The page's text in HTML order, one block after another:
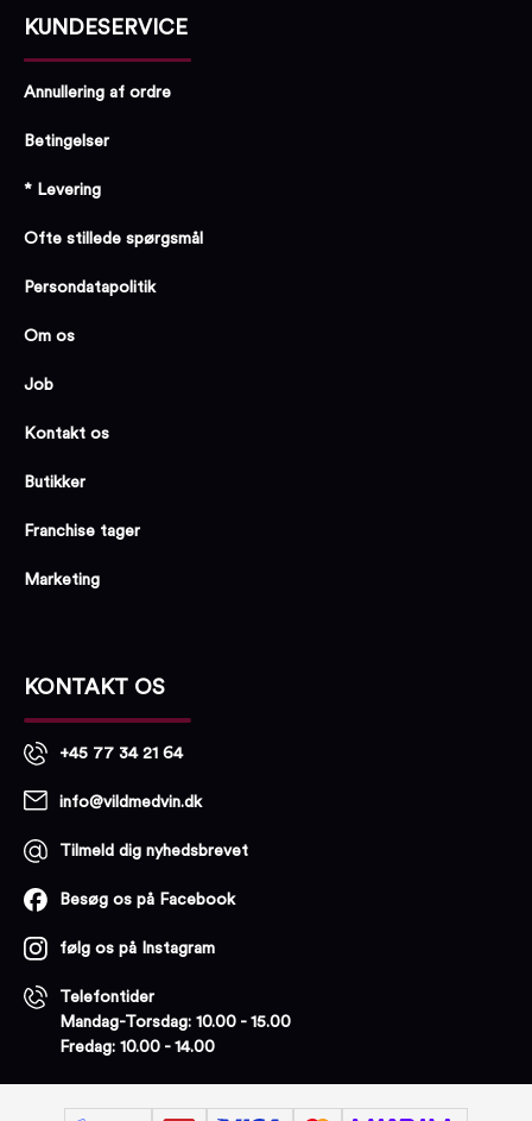
KUNDESERVICE
Annullering af ordre
Betingelser
* Levering
Ofte stillede spørgsmål
Persondatapolitik
Om os
Job
Kontakt os
Butikker
Franchise tager
Marketing
KONTAKT OS
+45 77 34 21 64
info@vildmedvin.dk
Tilmeld dig nyhedsbrevet
Besøg os på Facebook
følg os på Instagram
Telefontider
Mandag-Torsdag: 10.00 - 15.00
Fredag: 10.00 - 14.00